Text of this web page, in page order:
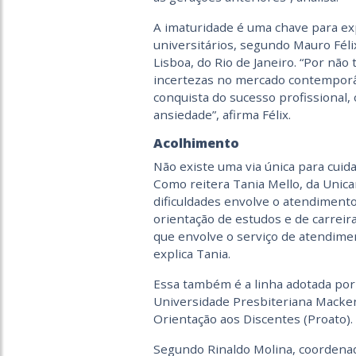
A imaturidade é uma chave para
universitários, segundo Mauro
Lisboa, do Rio de Janeiro. “Por
incertezas no mercado
conquista do sucesso
ansiedade”, afirma Félix.
Acolhimento
Não existe uma via única para
Como reitera Tania Mello, da
dificuldades envolve o
orientação de estudos e de
que envolve o serviço de
explica Tania.
Essa também é a linha adotada
Universidade Presbiteriana
Orientação aos Discentes (Proato).
Segundo Rinaldo Molina,